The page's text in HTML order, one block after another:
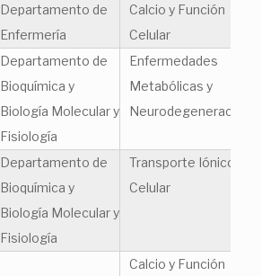
Departamento de
Enfermería
Calcio y Función
Celular
Departamento de
Bioquímica y
Biología Molecular y
Fisiología
Enfermedades
Metabólicas y
Neurodegeneración
Departamento de
Bioquímica y
Biología Molecular y
Fisiología
Transporte Iónico
Celular
Calcio y Función